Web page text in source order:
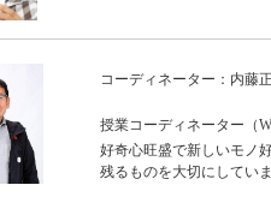
コーディネーター：内藤
授業コーディネーター（
好奇心旺盛で新しいモノ
残るものを大切にしてい